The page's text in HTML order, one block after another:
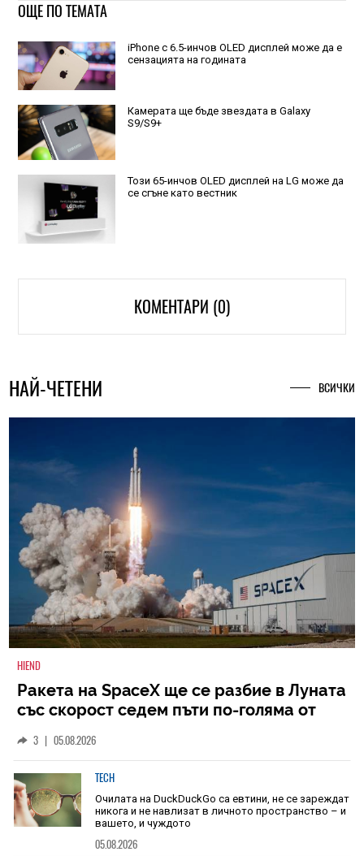
ОЩЕ ПО ТЕМАТА
iPhone с 6.5-инчов OLED дисплей може да е
сензацията на годината
Камерата ще бъде звездата в Galaxy
S9/S9+
Този 65-инчов OLED дисплей на LG може да
се сгъне като вестник
КОМЕНТАРИ (0)
НАЙ-ЧЕТЕНИ ВСИЧКИ
HIEND
Ракета на SpaceX ще се разбие в Луната
със скорост седем пъти по-голяма от
3 | 05.08.2026
TECH
Очилата на DuckDuckGo са евтини, не се зареждат
никога и не навлизат в личното пространство – и
вашето, и чуждото
05.08.2026